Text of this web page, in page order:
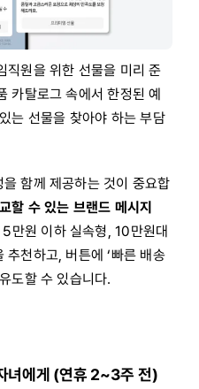
직원을 위한 선물을 미리 준
카탈로그 속에서 한정된 예
는 선물을 찾아야 하는 부담
함께 제공하는 것이 중요합
할 수 있는 브랜드 메시지
만원 이하 실속형, 10만원대
천하고, 버튼에 ‘빠른 배송
도할 수 있습니다.
녀에게 (연휴 2~3주 전)